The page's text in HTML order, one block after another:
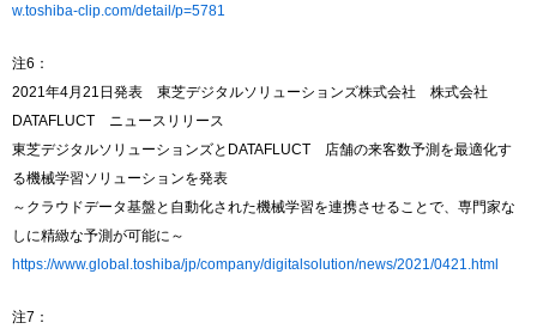
w.toshiba-clip.com/detail/p=5781
注6：
2021年4月21日発表 東芝デジタルソリューションズ株式会社 株式会社
DATAFLUCT ニュースリリース
東芝デジタルソリューションズとDATAFLUCT 店舗の来客数予測を最適化す
る機械学習ソリューションを発表
～クラウドデータ基盤と自動化された機械学習を連携させることで、専門家な
しに精緻な予測が可能に～
https://www.global.toshiba/jp/company/digitalsolution/news/2021/0421.html
注7：